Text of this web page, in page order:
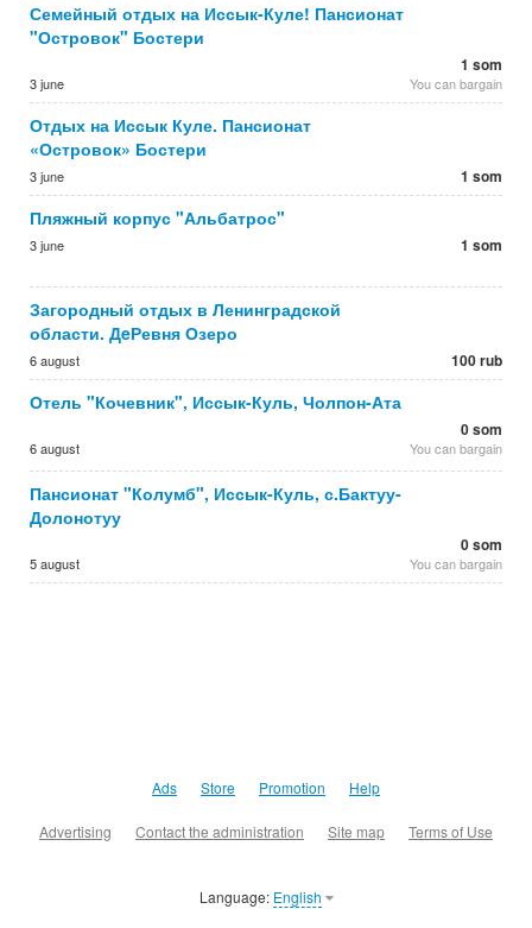
Семейный отдых на Иссык-Куле! Пансионат
"Островок" Бостери
3 june
1 som
You can bargain
Отдых на Иссык Куле. Пансионат
«Островок» Бостери
3 june 1 som
Пляжный корпус "Альбатрос"
3 june 1 som
Загородный отдых в Ленинградской
области. ДeРевня Озеро
6 august 100 rub
Отель "Кочевник", Иссык-Куль, Чолпон-Ата
6 august
0 som
You can bargain
Пансионат "Колумб", Иссык-Куль, с.Бактуу-
Долонотуу
5 august
0 som
You can bargain
Ads Store Promotion Help
Advertising Contact the administration Site map Terms of Use
Language: English